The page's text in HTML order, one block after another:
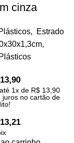
cinza
,
Estrado
,
1x de R$ 13,90
juros no cartão de